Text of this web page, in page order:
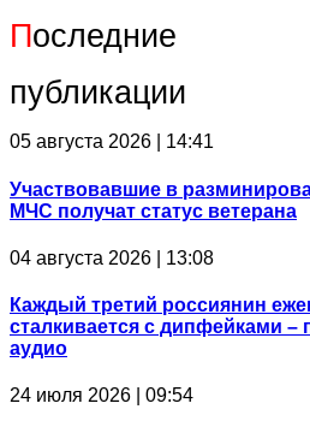
Последние
публикации
05 августа 2026 | 14:41
Участвовавшие в
МЧС получат статус ветерана
04 августа 2026 | 13:08
Каждый третий россиянин
сталкивается с дипфейками
аудио
24 июля 2026 | 09:54